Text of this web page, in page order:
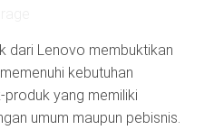
dari Lenovo membuktikan
kebutuhan
yang memiliki
umum maupun pebisnis.